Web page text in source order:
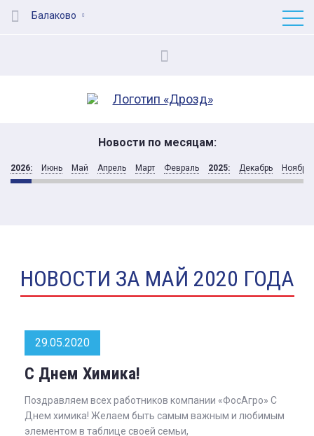
Балаково
Новости по месяцам:
2026: Июнь Май Апрель Март Февраль 2025: Декабрь Ноябрь
НОВОСТИ ЗА МАЙ 2020 ГОДА
29.05.2020
С Днем Химика!
Поздравляем всех работников компании «ФосАгро» С
Днем химика! Желаем быть самым важным и любимым
элементом в таблице своей семьи,